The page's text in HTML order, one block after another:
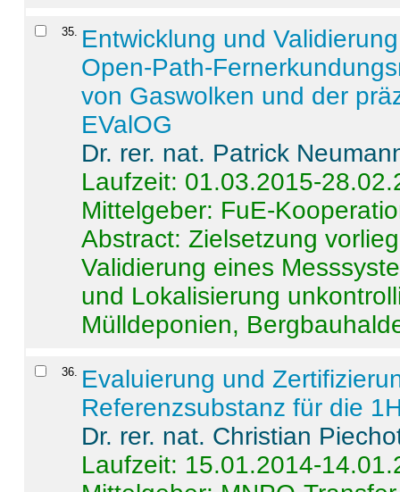
35. Entwicklung und
Open-Path-
von Gaswolken und der
EValOG
Dr. rer. nat. Patrick
Laufzeit: 01.03.2015-
Mittelgeber: FuE-
Abstract:Zielsetzung
Validierung eines
und Lokalisierung
Mülldeponien,
36. Evaluierung und
Referenzsubstanz für die
Dr. rer. nat. Christian
Laufzeit: 15.01.2014-